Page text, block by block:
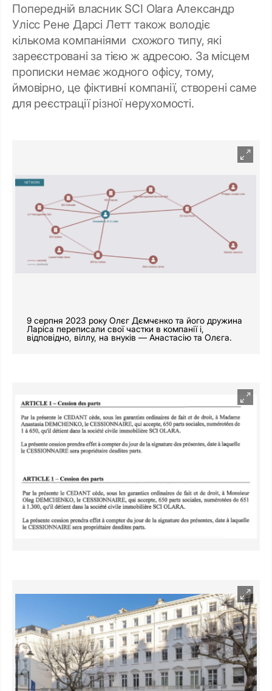
Попередній власник SCI Olara Александр
Улісс Рене Дарсі Летт також володіє
кількома компаніями схожого типу, які
зареєстровані за тією ж адресою. За місцем
прописки немає жодного офісу, тому,
ймовірно, це фіктивні компанії, створені саме
для реєстрації різної нерухомості.
9 серпня 2023 року Олєг Дємчєнко та його дружина
Ларіса переписали свої частки в компанії і,
відповідно, віллу, на внуків — Анастасію та Олєга.